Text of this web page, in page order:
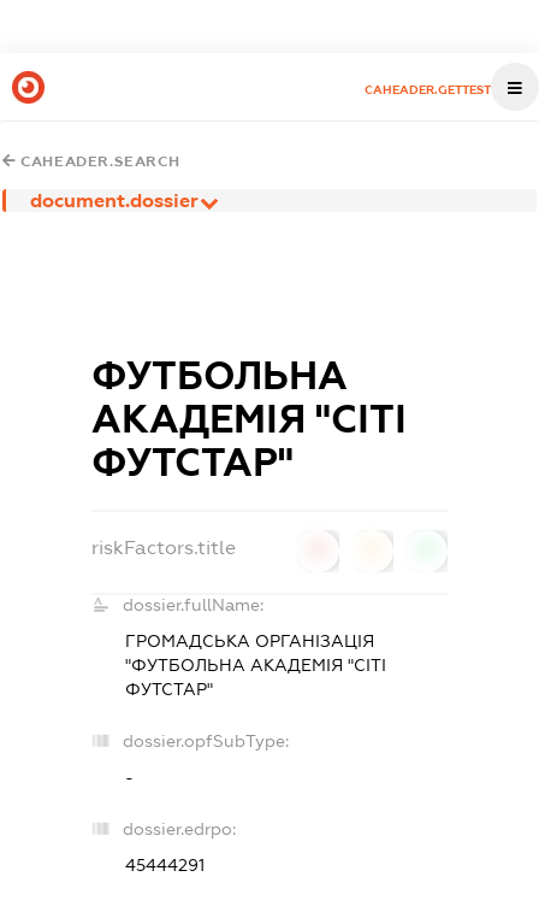
CAHEADER.GETTEST
CAHEADER.SEARCH
document.dossier
ФУТБОЛЬНА
АКАДЕМІЯ "СІТІ
ФУТСТАР"
riskFactors.title
dossier.fullName:
ГРОМАДСЬКА ОРГАНІЗАЦІЯ
"ФУТБОЛЬНА АКАДЕМІЯ "СІТІ
ФУТСТАР"
dossier.opfSubType:
-
dossier.edrpo:
45444291